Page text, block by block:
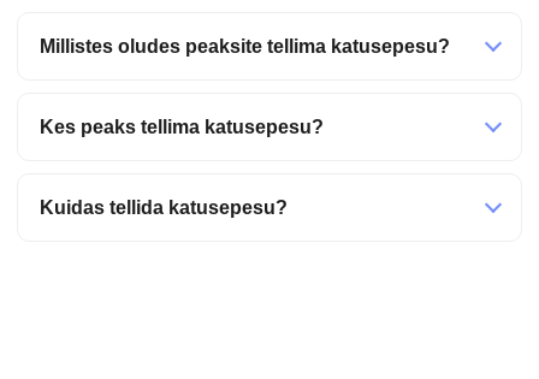
Millistes oludes peaksite tellima katusepesu?
Kes peaks tellima katusepesu?
Kuidas tellida katusepesu?